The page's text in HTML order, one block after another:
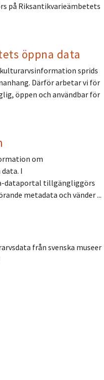
på Riksantikvarieämbetets
öppna data
sprids
Därför arbetar vi för
öppen och användbar för
om
I
dataportal tillgängliggörs
metadata och vänder ...
från svenska museer